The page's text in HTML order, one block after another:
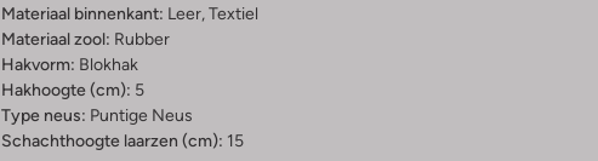
Materiaal binnenkant: Leer, Textiel
Materiaal zool: Rubber
Hakvorm: Blokhak
Hakhoogte (cm): 5
Type neus: Puntige Neus
Schachthoogte laarzen (cm): 15